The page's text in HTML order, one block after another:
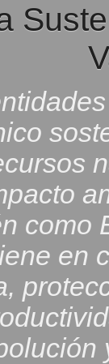
como
en